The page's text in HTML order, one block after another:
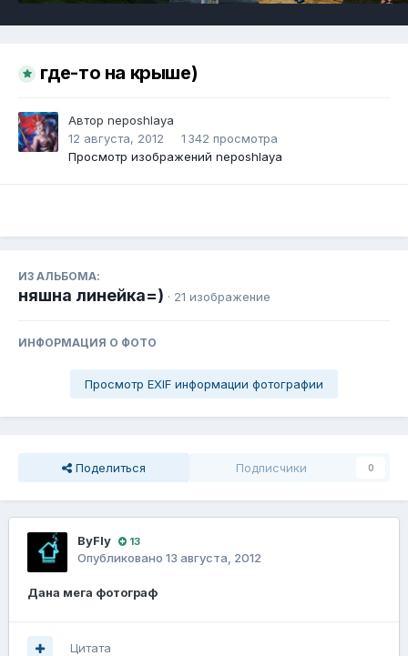
где-то на крыше)
Автор neposhlaya
12 августа, 2012
1 342 просмотра
Просмотр изображений neposhlaya
ИЗ АЛЬБОМА:
няшна линейка=) · 21 изображение
ИНФОРМАЦИЯ О ФОТО
Просмотр EXIF информации фотографии
Поделиться Подписчики 0
ВyFly 13
Опубликовано 13 августа, 2012
Дана мега фотограф
Цитата